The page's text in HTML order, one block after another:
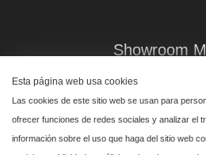
Showroom
Plaza de Canalejas
Centro, 28014
Esta página web usa cookies
Las cookies de este sitio web se usan para
ofrecer funciones de redes sociales y analizar el
información sobre el uso que haga del sitio web